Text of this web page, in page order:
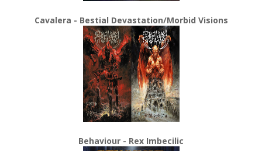
Cavalera - Bestial Devastation/Morbid Visions
Behaviour - Rex Imbecilic